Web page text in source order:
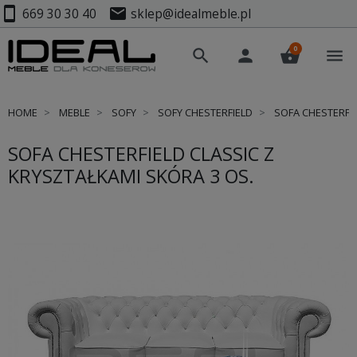
smartphone 669 30 30 40 mail sklep@idealmeble.pl
search person shopping_basket
0 menu
HOME MEBLE SOFY SOFY CHESTERFIELD SOFA
SOFA CHESTERFIELD CLASSIC Z
KRYSZTAŁKAMI SKÓRA 3 OS.